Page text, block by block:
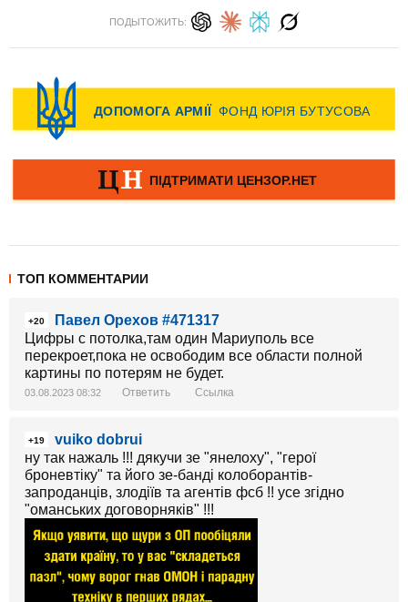
ПОДЫТОЖИТЬ:
ТОП КОММЕНТАРИИ
+20
Павел Орехов #471317
Цифры с потолка,там один Мариуполь все
перекроет,пока не освободим все области полной
картины по потерям не будет.
03.08.2023 08:32 Ответить Ссылка
+19
vuiko dobrui
ну так нажаль !!! дякучи зе "янелоху", "герої
броневтіку" та його зе-банді колоборантів-
запроданців, злодіїв та агентів фсб !! усе згідно
"оманських договорняків" !!!